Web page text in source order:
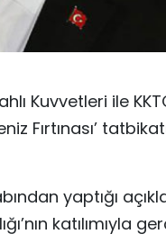
Kuvvetleri ile
Fırtınası’
yaptığı
katılımıyla